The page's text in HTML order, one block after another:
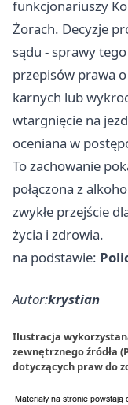
funkcjonariuszy
Żorach. Decyzje
sądu - sprawy
przepisów prawa
karnych lub
wtargnięcie na
oceniana w
To zachowanie
połączona z
zwykłe przejście
życia i zdrowia.
na podstawie:
Autor:krystian
Ilustracja
zewnętrznego źródła
dotyczących praw do